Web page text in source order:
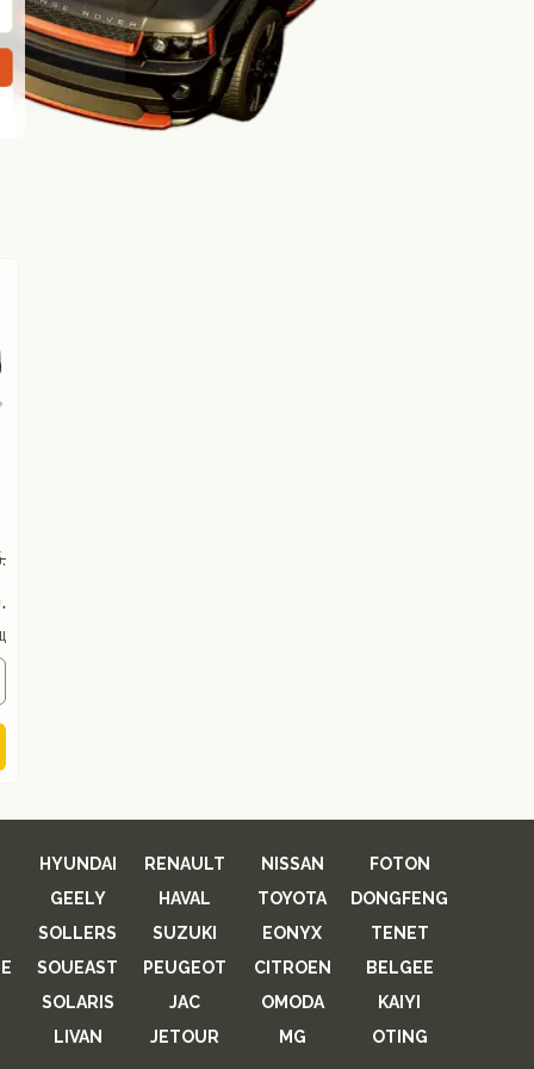
HYUNDAI RENAULT NISSAN
FOTON
GEELY
HAVAL TOYOTA
DONGFENG
SOLLERS
SUZUKI EONYX
TENET
SOUEAST PEUGEOT CITROEN
BELGEE
SOLARIS
JAC OMODA
KAIYI
LIVAN
JETOUR MG OTING